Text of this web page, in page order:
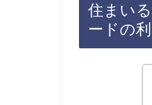
住まい
ードの